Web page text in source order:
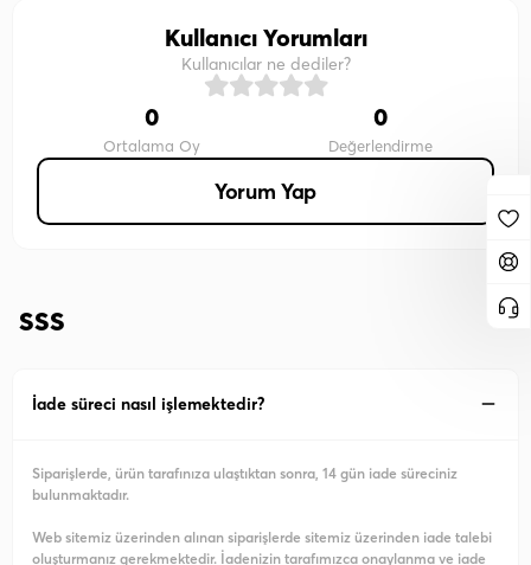
Kullanıcı Yorumları
Kullanıcılar ne dediler?
0
Ortalama Oy
0
Değerlendirme
Yorum Yap
SSS
İade süreci nasıl işlemektedir?
Siparişlerde, ürün tarafınıza ulaştıktan sonra, 14 gün iade süreciniz
bulunmaktadır.
Web sitemiz üzerinden alınan siparişlerde sitemiz üzerinden iade talebi
oluşturmanız gerekmektedir. İadenizin tarafımızca onaylanma ve iade